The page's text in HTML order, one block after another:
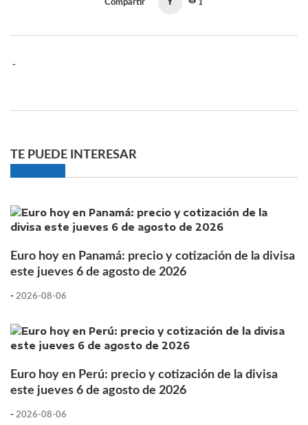
Compartir 1
-
TE PUEDE INTERESAR
Euro hoy en Panamá: precio y cotización de la divisa
este jueves 6 de agosto de 2026
- 2026-08-06
Euro hoy en Perú: precio y cotización de la divisa
este jueves 6 de agosto de 2026
- 2026-08-06